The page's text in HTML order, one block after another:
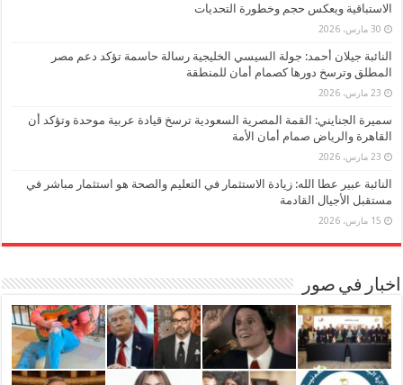
الاستباقية ويعكس حجم وخطورة التحديات
30 مارس، 2026
النائبة جيلان أحمد: جولة السيسي الخليجية رسالة حاسمة تؤكد دعم مصر
المطلق وترسخ دورها كصمام أمان للمنطقة
23 مارس، 2026
سميرة الجنايني: القمة المصرية السعودية ترسخ قيادة عربية موحدة وتؤكد أن
القاهرة والرياض صمام أمان الأمة
23 مارس، 2026
النائبة عبير عطا الله: زيادة الاستثمار في التعليم والصحة هو استثمار مباشر في
مستقبل الأجيال القادمة
15 مارس، 2026
اخبار في صور